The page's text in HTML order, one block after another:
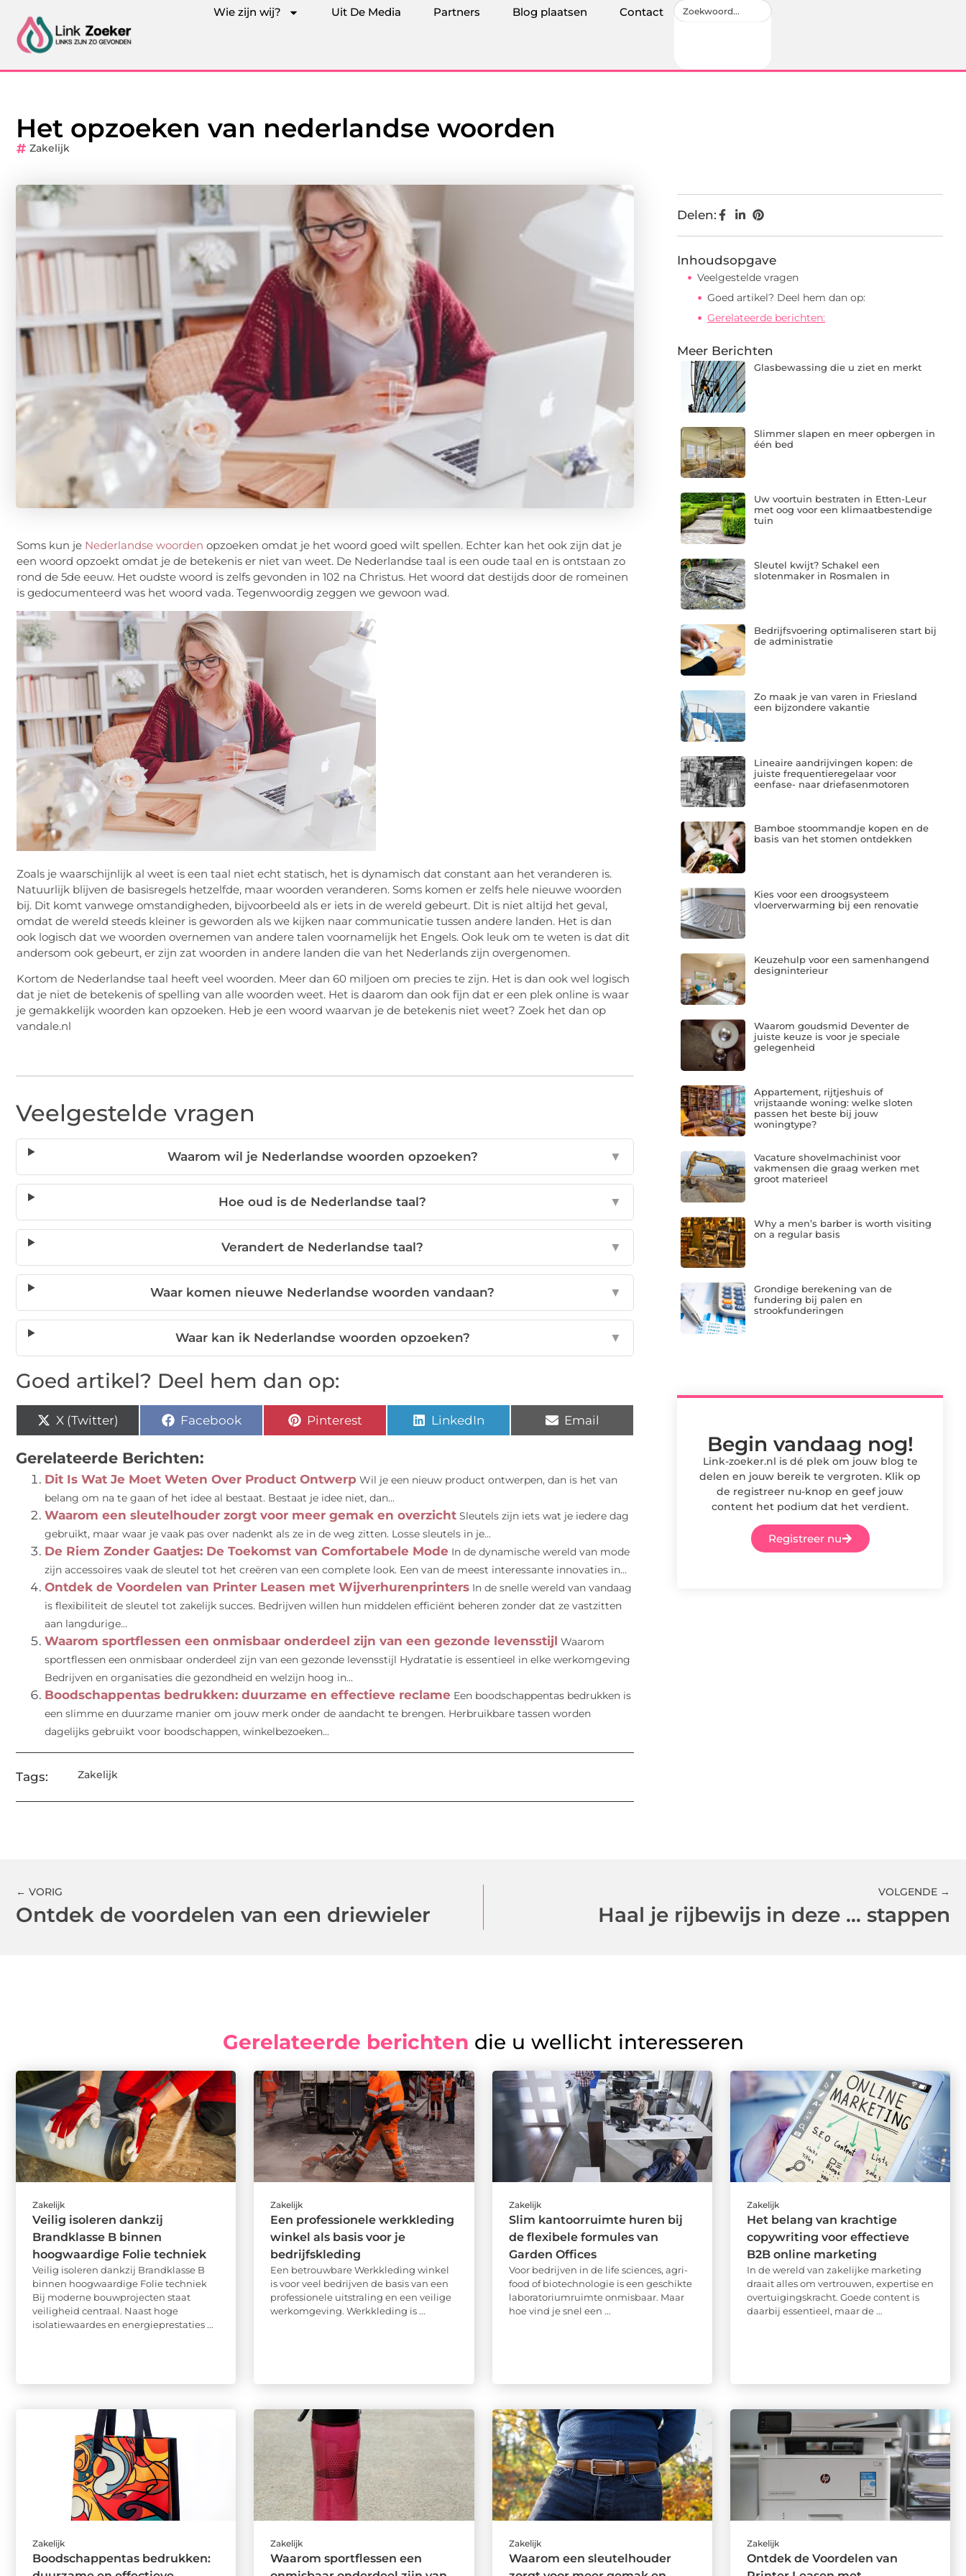
Wie zijn wij? Uit De Media Partners Blog plaatsen Contact
Het opzoeken van nederlandse woorden
Zakelijk
Soms kun je Nederlandse woorden opzoeken omdat je het woord goed wilt spellen. Echter kan het ook zijn dat je
een woord opzoekt omdat je de betekenis er niet van weet. De Nederlandse taal is een oude taal en is ontstaan zo
rond de 5de eeuw. Het oudste woord is zelfs gevonden in 102 na Christus. Het woord dat destijds door de romeinen
is gedocumenteerd was het woord vada. Tegenwoordig zeggen we gewoon wad.
Zoals je waarschijnlijk al weet is een taal niet echt statisch, het is dynamisch dat constant aan het veranderen is.
Natuurlijk blijven de basisregels hetzelfde, maar woorden veranderen. Soms komen er zelfs hele nieuwe woorden
bij. Dit komt vanwege omstandigheden, bijvoorbeeld als er iets in de wereld gebeurt. Dit is niet altijd het geval,
omdat de wereld steeds kleiner is geworden als we kijken naar communicatie tussen andere landen. Het is dan
ook logisch dat we woorden overnemen van andere talen voornamelijk het Engels. Ook leuk om te weten is dat dit
andersom ook gebeurt, er zijn zat woorden in andere landen die van het Nederlands zijn overgenomen.
Kortom de Nederlandse taal heeft veel woorden. Meer dan 60 miljoen om precies te zijn. Het is dan ook wel logisch
dat je niet de betekenis of spelling van alle woorden weet. Het is daarom dan ook fijn dat er een plek online is waar
je gemakkelijk woorden kan opzoeken. Heb je een woord waarvan je de betekenis niet weet? Zoek het dan op
vandale.nl
Veelgestelde vragen
Waarom wil je Nederlandse woorden opzoeken? ▼
Hoe oud is de Nederlandse taal? ▼
Verandert de Nederlandse taal? ▼
Waar komen nieuwe Nederlandse woorden vandaan? ▼
Waar kan ik Nederlandse woorden opzoeken? ▼
Goed artikel? Deel hem dan op:
X (Twitter) Facebook Pinterest LinkedIn Email
Gerelateerde Berichten:
Dit Is Wat Je Moet Weten Over Product Ontwerp Wil je een nieuw product ontwerpen, dan is het van
belang om na te gaan of het idee al bestaat. Bestaat je idee niet, dan...
Waarom een sleutelhouder zorgt voor meer gemak en overzicht Sleutels zijn iets wat je iedere dag
gebruikt, maar waar je vaak pas over nadenkt als ze in de weg zitten. Losse sleutels in je...
De Riem Zonder Gaatjes: De Toekomst van Comfortabele Mode In de dynamische wereld van mode
zijn accessoires vaak de sleutel tot het creëren van een complete look. Een van de meest interessante innovaties in...
Ontdek de Voordelen van Printer Leasen met Wijverhurenprinters In de snelle wereld van vandaag
is flexibiliteit de sleutel tot zakelijk succes. Bedrijven willen hun middelen efficiënt beheren zonder dat ze vastzitten
aan langdurige...
Waarom sportflessen een onmisbaar onderdeel zijn van een gezonde levensstijl Waarom
sportflessen een onmisbaar onderdeel zijn van een gezonde levensstijl Hydratatie is essentieel in elke werkomgeving
Bedrijven en organisaties die gezondheid en welzijn hoog in...
Boodschappentas bedrukken: duurzame en effectieve reclame Een boodschappentas bedrukken is
een slimme en duurzame manier om jouw merk onder de aandacht te brengen. Herbruikbare tassen worden
dagelijks gebruikt voor boodschappen, winkelbezoeken...
Tags: Zakelijk
Delen:
Inhoudsopgave
Veelgestelde vragen
Goed artikel? Deel hem dan op:
Gerelateerde berichten:
Meer Berichten
Glasbewassing die u ziet en merkt
Slimmer slapen en meer opbergen in
één bed
Uw voortuin bestraten in Etten-Leur
met oog voor een klimaatbestendige
tuin
Sleutel kwijt? Schakel een
slotenmaker in Rosmalen in
Bedrijfsvoering optimaliseren start bij
de administratie
Zo maak je van varen in Friesland
een bijzondere vakantie
Lineaire aandrijvingen kopen: de
juiste frequentieregelaar voor
eenfase- naar driefasenmotoren
Bamboe stoommandje kopen en de
basis van het stomen ontdekken
Kies voor een droogsysteem
vloerverwarming bij een renovatie
Keuzehulp voor een samenhangend
designinterieur
Waarom goudsmid Deventer de
juiste keuze is voor je speciale
gelegenheid
Appartement, rijtjeshuis of
vrijstaande woning: welke sloten
passen het beste bij jouw
woningtype?
Vacature shovelmachinist voor
vakmensen die graag werken met
groot materieel
Why a men’s barber is worth visiting
on a regular basis
Grondige berekening van de
fundering bij palen en
strookfunderingen
Begin vandaag nog!
Link-zoeker.nl is dé plek om jouw blog te
delen en jouw bereik te vergroten. Klik op
de registreer nu-knop en geef jouw
content het podium dat het verdient.
Registreer nu
← VORIG
Ontdek de voordelen van een driewieler
VOLGENDE →
Haal je rijbewijs in deze … stappen
Gerelateerde berichten die u wellicht interesseren
Zakelijk
Veilig isoleren dankzij
Brandklasse B binnen
hoogwaardige Folie techniek
Veilig isoleren dankzij Brandklasse B
binnen hoogwaardige Folie techniek
Bij moderne bouwprojecten staat
veiligheid centraal. Naast hoge
isolatiewaardes en energieprestaties ...
Zakelijk
Een professionele werkkleding
winkel als basis voor je
bedrijfskleding
Een betrouwbare Werkkleding winkel
is voor veel bedrijven de basis van een
professionele uitstraling en een veilige
werkomgeving. Werkkleding is ...
Zakelijk
Slim kantoorruimte huren bij
de flexibele formules van
Garden Offices
Voor bedrijven in de life sciences, agri-
food of biotechnologie is een geschikte
laboratoriumruimte onmisbaar. Maar
hoe vind je snel een ...
Zakelijk
Het belang van krachtige
copywriting voor effectieve
B2B online marketing
In de wereld van zakelijke marketing
draait alles om vertrouwen, expertise en
overtuigingskracht. Goede content is
daarbij essentieel, maar de ...
Zakelijk
Boodschappentas bedrukken:
Zakelijk
Waarom sportflessen een
Zakelijk
Waarom een sleutelhouder
Zakelijk
Ontdek de Voordelen van